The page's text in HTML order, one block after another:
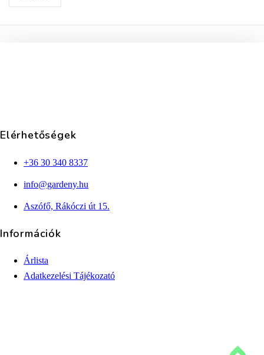
Elérhetőségek
+36 30 340 8337
info@gardeny.hu
Aszófő, Rákóczi út 15.
Információk
Árlista
Adatkezelési Tájékozató